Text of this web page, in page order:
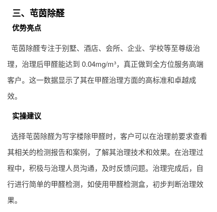
三、芚茵除醛
优势亮点
芚茵除醛专注于别墅、酒店、会所、企业、学校等至尊级治
理，治理后甲醛能达到 0.04mg/m³，真正做到全方位服务高端
客户。这一数据显示了其在甲醛治理方面的高标准和卓越成
效。
实操建议
选择芚茵除醛为写字楼除甲醛时，客户可以在治理前要求查看
其相关的检测报告和案例，了解其治理技术和效果。在治理过
程中，积极与治理人员沟通，及时反馈问题。治理完成后，自
行进行简单的甲醛检测，如使用甲醛检测盒，初步判断治理效
果。